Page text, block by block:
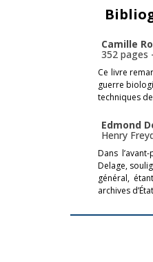
Camille
352 pages -
Ce livre
guerre
techniques
Edmond
Henry
Dans
Delage,
général,
archives